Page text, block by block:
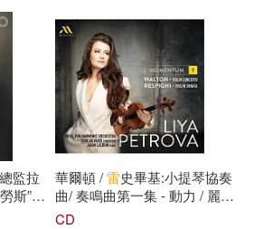
基(2)
雷肯德雷斯(1)
Lamb(1)
Limited(10)
Coro
監拉
斯”英
華爾頓 /雷史畢基:小提琴協奏
曲/ 奏鳴曲第一集 - 動力 / 麗雅.
佩特洛娃 小提琴 / 沃德 指揮 /
CD